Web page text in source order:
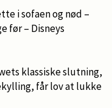
i sofaen og nød –
før – Disneys
klassiske slutning,
får lov at lukke